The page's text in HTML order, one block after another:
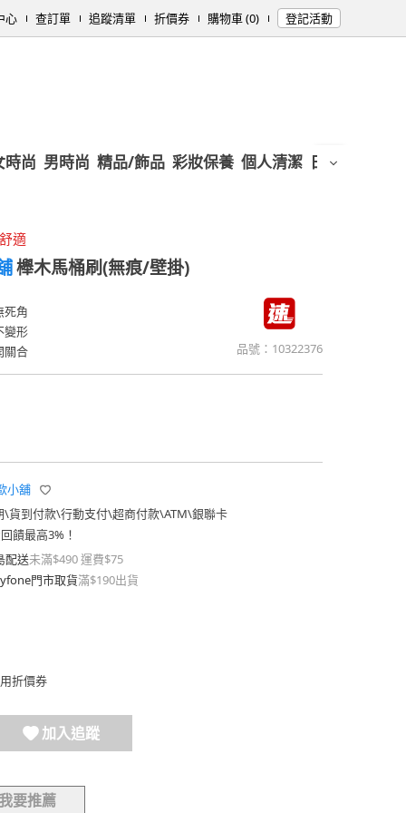
心 查訂單 追蹤清單 折價券 購物車 (0) 登記活動
時尚 男時尚 精品/飾品 彩妝保養 個人清潔 日用/紙品
適
櫸木馬桶刷(無痕/壁掛)
死角
變形
關合
品號： 10322376
小舖
\貨到付款\行動支付\超商付款\ATM\銀聯卡
饋最高3%！
配送未滿$490 運費$75
門市取貨滿$190出貨
折價券
加入追蹤
要推薦